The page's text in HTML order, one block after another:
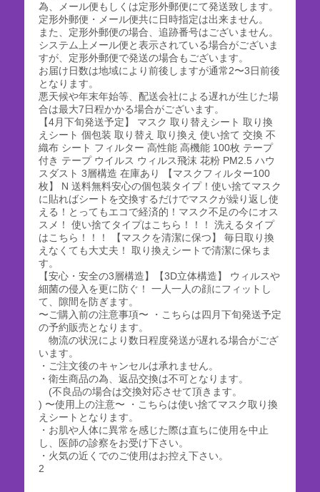
為、メール便もしくは定形外郵便にて発送致します。
定形外郵便・メール便共に日時指定は出来ません。
また、定形外郵便の場合、追跡番号はございません。
システム上メール便と表示されている場合がございま
すが、定形外郵便で発送の場合もございます。
お届け日数は地域により前後しますが通常2〜3日前後
となります。
悪天候や年末年始等、配送会社による遅れが生じた場
合は最大7日程かかる場合がございます。
【4月下旬発送予定】 マスク 取り替えシート 取り換
えシート 個包装 取り替え 取り換え 使い捨て 交換 不
織布 シート フィルター 高性能 高機能 100枚 テープ
付き テープ ウイルス ウィルス飛沫 花粉 PM2.5 ハウ
スダスト 3層構造 在庫あり 【マスクフィルター100
枚】 N 送料無料安心の個包装タイプ！使い捨てマスク
に貼ればシートを交換するだけでマスクが繰り返し使
える！とってもエコで経済的！マスク不足の今にオス
スメ！ 使い捨てタイプはこちら！！！ 洗えるタイプ
はこちら！！！ 【マスクを清潔に保つ】 毎日取り換
えなくても大丈夫！ 取り換えシートで清潔に保ちま
す。
【安心・安全の3層構造】【3D立体構造】 ウィルスや
細菌の侵入を更に防ぐ！ 一人一人の顔にフィットし
て、隙間を防ぎます。
〜ご購入前の注意事項〜 ・こちらは四月下旬発送予定
の予約販売となります。
物流の状況により数日程度発送が遅れる場合がござ
います。
・ご注文後のキャンセルは承れません。
・衛生商品の為、返品交換は不可となります。
(不良品の場合は交換対応させて頂きます。
) 〜使用上の注意〜 ・こちらは使い捨てマスク取り換
えシートとなります。
・お肌や人体に異常を感じた際は直ちに使用を中止
し、医師の診察をお受け下さい。
・火気の近くでのご使用はお控え下さい。
2